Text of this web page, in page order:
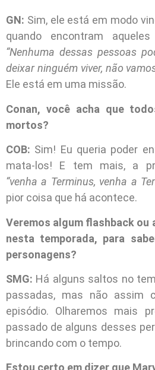
GN: Sim, ele está em modo
quando encontram
“Nenhuma dessas pessoas
deixar ninguém viver, não
Ele está em uma missão.
Conan, você acha que
mortos?
COB: Sim! Eu queria poder
mata-los! E tem mais, a
“venha a Terminus, venha a
pior coisa que há acontece.
Veremos algum flashback ou
nesta temporada, para
personagens?
SMG: Há alguns saltos no
passadas, mas não assim
episódio. Olharemos mais
passado de alguns desses
brincando com o tempo.
Estou certo em dizer que